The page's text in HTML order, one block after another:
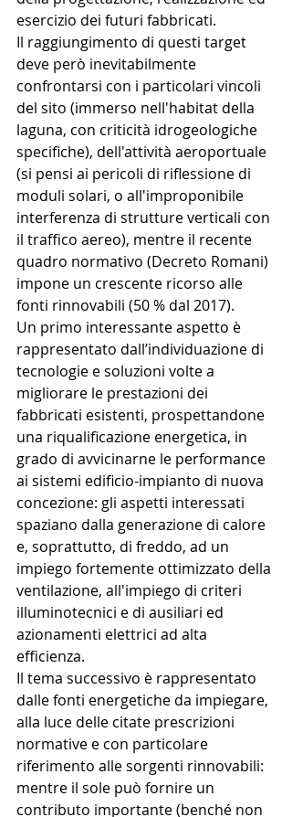
esercizio dei futuri fabbricati.
Il raggiungimento di questi target
deve però inevitabilmente
confrontarsi con i particolari vincoli
del sito (immerso nell'habitat della
laguna, con criticità idrogeologiche
specifiche), dell'attività aeroportuale
(si pensi ai pericoli di riflessione di
moduli solari, o all'improponibile
interferenza di strutture verticali con
il traffico aereo), mentre il recente
quadro normativo (Decreto Romani)
impone un crescente ricorso alle
fonti rinnovabili (50 % dal 2017).
Un primo interessante aspetto è
rappresentato dall’individuazione di
tecnologie e soluzioni volte a
migliorare le prestazioni dei
fabbricati esistenti, prospettandone
una riqualificazione energetica, in
grado di avvicinarne le performance
ai sistemi edificio-impianto di nuova
concezione: gli aspetti interessati
spaziano dalla generazione di calore
e, soprattutto, di freddo, ad un
impiego fortemente ottimizzato della
ventilazione, all'impiego di criteri
illuminotecnici e di ausiliari ed
azionamenti elettrici ad alta
efficienza.
Il tema successivo è rappresentato
dalle fonti energetiche da impiegare,
alla luce delle citate prescrizioni
normative e con particolare
riferimento alle sorgenti rinnovabili:
mentre il sole può fornire un
contributo importante (benché non